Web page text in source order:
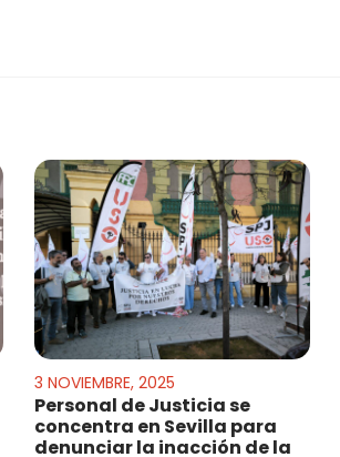
3 NOVIEMBRE, 2025
Personal de Justicia se
concentra en Sevilla para
denunciar la inacción de la